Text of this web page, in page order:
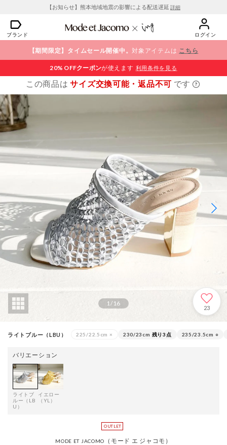
【お知らせ】熊本地域地震の影響による配送遅延 詳細
ブランド ログイン
【期間限定】タイムセール開催中。対象アイテムは こちら
20% OFFクーポンが使えます 利用条件を見る
この商品はサイズ交換可能・返品不可 です
1/16
23
ライトブルー（LBU） 225/22.5cm × 230/23cm 残り3点 235/23.5cm ○
バリエーション
ライトブ
ルー（LB
U）
イエロー
（YL）
MODE ET JACOMO （モード エ ジャコモ）